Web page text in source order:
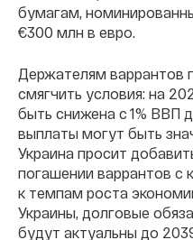
бумагам,
€300 млн в евро.
Держателям варрантов
смягчить условия: на
быть снижена с 1% ВВП
выплаты могут быть
Украина просит
погашении варрантов с
к темпам роста
Украины, долговые
будут актуальны до